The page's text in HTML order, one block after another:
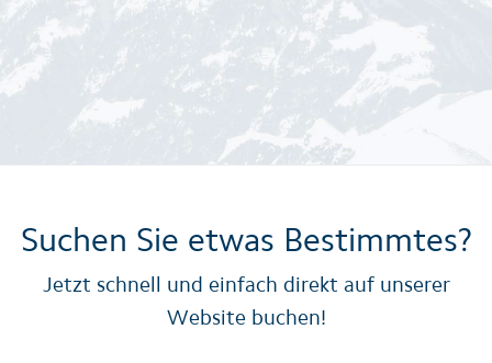
Suchen Sie etwas Bestimmtes?
Jetzt schnell und einfach direkt auf unserer
Website buchen!